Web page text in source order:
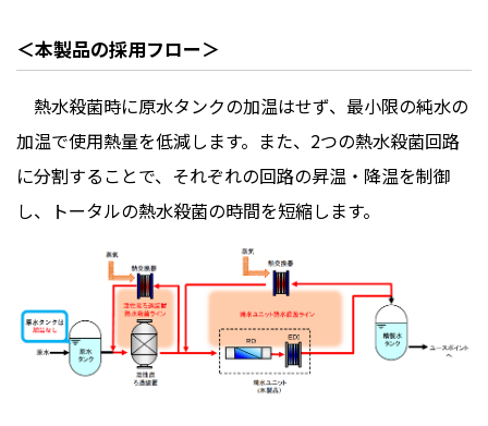
＜本製品の採用フロー＞
熱水殺菌時に原水タンクの加温はせず、最小限の純水の
加温で使用熱量を低減します。また、 2つの熱水殺菌回路
に分割することで、それぞれの回路の昇温・降温を制御
し、トータルの熱水殺菌の時間を短縮します。